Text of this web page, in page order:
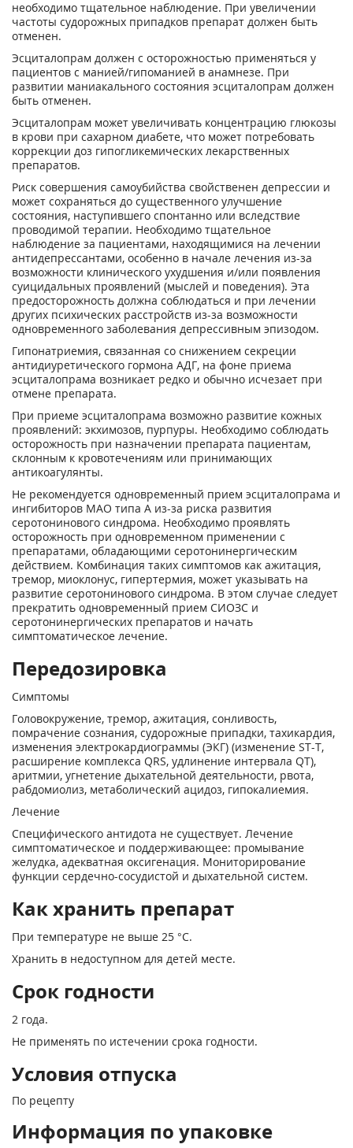
необходимо тщательное наблюдение. При увеличении
частоты судорожных припадков препарат должен быть
отменен.
Эсциталопрам должен с осторожностью применяться у
пациентов с манией/гипоманией в анамнезе. При
развитии маниакального состояния эсциталопрам должен
быть отменен.
Эсциталопрам может увеличивать концентрацию глюкозы
в крови при сахарном диабете, что может потребовать
коррекции доз гипогликемических лекарственных
препаратов.
Риск совершения самоубийства свойственен депрессии и
может сохраняться до существенного улучшение
состояния, наступившего спонтанно или вследствие
проводимой терапии. Необходимо тщательное
наблюдение за пациентами, находящимися на лечении
антидепрессантами, особенно в начале лечения из-за
возможности клинического ухудшения и/или появления
суицидальных проявлений (мыслей и поведения). Эта
предосторожность должна соблюдаться и при лечении
других психических расстройств из-за возможности
одновременного заболевания депрессивным эпизодом.
Гипонатриемия, связанная со снижением секреции
антидиуретического гормона АДГ, на фоне приема
эсциталопрама возникает редко и обычно исчезает при
отмене препарата.
При приеме эсциталопрама возможно развитие кожных
проявлений: экхимозов, пурпуры. Необходимо соблюдать
осторожность при назначении препарата пациентам,
склонным к кровотечениям или принимающих
антикоагулянты.
Не рекомендуется одновременный прием эсциталопрама и
ингибиторов МАО типа А из-за риска развития
серотонинового синдрома. Необходимо проявлять
осторожность при одновременном применении с
препаратами, обладающими серотонинергическим
действием. Комбинация таких симптомов как ажитация,
тремор, миоклонус, гипертермия, может указывать на
развитие серотонинового синдрома. В этом случае следует
прекратить одновременный прием СИОЗС и
серотонинергических препаратов и начать
симптоматическое лечение.
Передозировка
Симптомы
Головокружение, тремор, ажитация, сонливость,
помрачение сознания, судорожные припадки, тахикардия,
изменения электрокардиограммы (ЭКГ) (изменение ST-T,
расширение комплекса QRS, удлинение интервала QT),
аритмии, угнетение дыхательной деятельности, рвота,
рабдомиолиз, метаболический ацидоз, гипокалиемия.
Лечение
Специфического антидота не существует. Лечение
симптоматическое и поддерживающее: промывание
желудка, адекватная оксигенация. Мониторирование
функции сердечно-сосудистой и дыхательной систем.
Как хранить препарат
При температуре не выше 25 °С.
Хранить в недоступном для детей месте.
Срок годности
2 года.
Не применять по истечении срока годности.
Условия отпуска
По рецепту
Информация по упаковке